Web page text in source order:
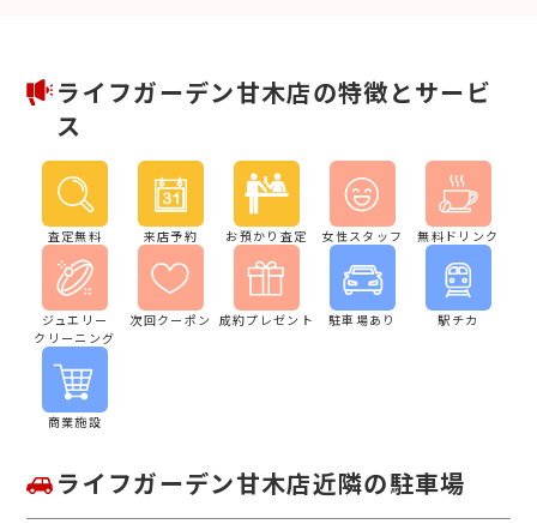
ライフガーデン甘木店の特徴とサービ
ス
査定無料 来店予約 お預かり査定 女性スタッフ 無料ドリンク
ジュエリー
クリーニング
次回クーポン 成約プレゼント 駐車場あり 駅チカ
商業施設
ライフガーデン甘木店近隣の駐車場